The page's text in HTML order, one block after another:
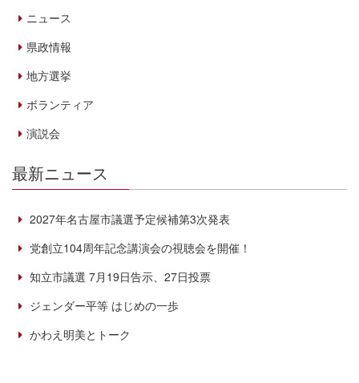
ニュース
県政情報
地方選挙
ボランティア
演説会
最新ニュース
2027年名古屋市議選予定候補第3次発表
党創立104周年記念講演会の視聴会を開催！
知立市議選 7月19日告示、27日投票
ジェンダー平等 はじめの一歩
かわえ明美とトーク